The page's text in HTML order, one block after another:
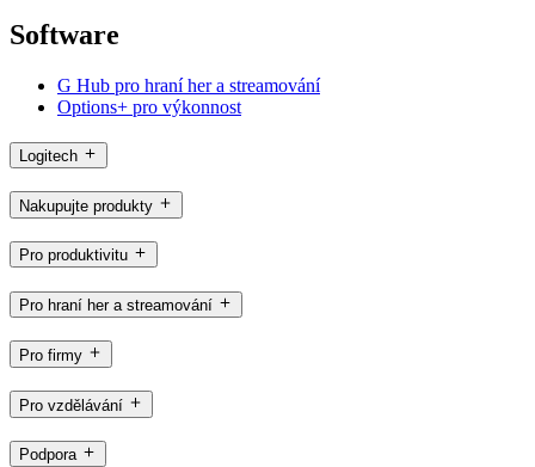
Software
G Hub pro hraní her a streamování
Options+ pro výkonnost
Logitech
Nakupujte produkty
Pro produktivitu
Pro hraní her a streamování
Pro firmy
Pro vzdělávání
Podpora